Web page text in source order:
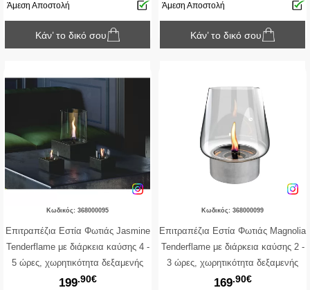
Άμεση Αποστολή
Κάν’ το δικό σου
Άμεση Αποστολή
Κάν’ το δικό σου
Κωδικός: 368000095
Επιτραπέζια Εστία Φωτιάς Jasmine
Tenderflame με διάρκεια καύσης 4 -
5 ώρες, χωρητικότητα δεξαμενής
250ml και διαστάσεις
199.90€
Κωδικός: 368000099
Επιτραπέζια Εστία Φωτιάς Magnolia
Tenderflame με διάρκεια καύσης 2 -
3 ώρες, χωρητικότητα δεξαμενής
250ml και διαστάσεις 25x33cm -
169.90€